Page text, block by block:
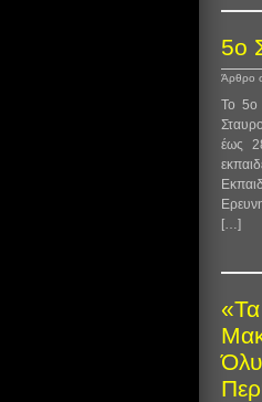
5ο
Άρθρο
Το 5ο
έως
[…]